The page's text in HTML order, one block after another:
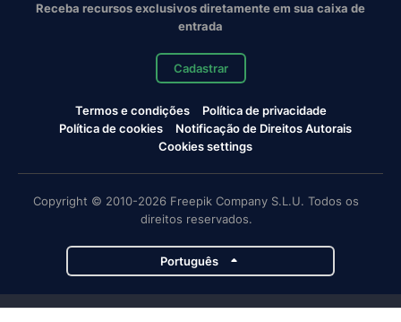
Receba recursos exclusivos diretamente em sua caixa de
entrada
Cadastrar
Termos e condições
Política de privacidade
Política de cookies
Notificação de Direitos Autorais
Cookies settings
Copyright © 2010-2026 Freepik Company S.L.U. Todos os
direitos reservados.
Português